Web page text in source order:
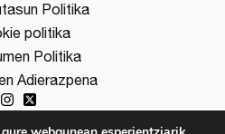
Politika
politika
Politika
Adierazpena